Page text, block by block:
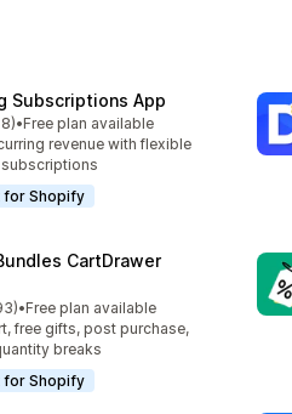
Subscriptions App
de avaliações
•Free plan available
revenue with flexible
for Shopify
CartDrawer
de avaliações
•Free plan available
free gifts, post purchase,
breaks
for Shopify